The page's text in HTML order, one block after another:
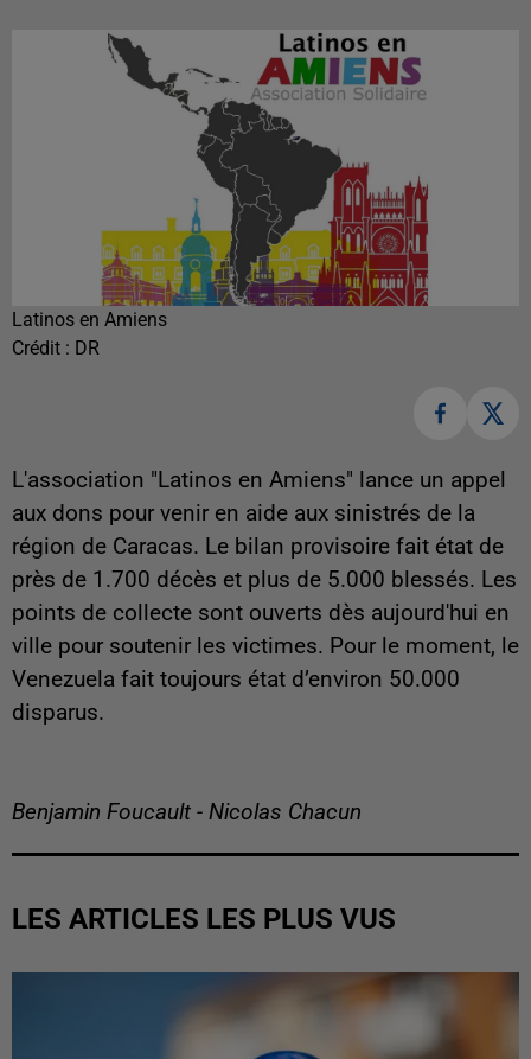
Latinos en Amiens
Crédit : DR
L'association "Latinos en Amiens" lance un appel
aux dons pour venir en aide aux sinistrés de la
région de Caracas. Le bilan provisoire fait état de
près de 1.700 décès et plus de 5.000 blessés. Les
points de collecte sont ouverts dès aujourd'hui en
ville pour soutenir les victimes. Pour le moment, le
Venezuela fait toujours état d’environ 50.000
disparus.
Benjamin Foucault - Nicolas Chacun
LES ARTICLES LES PLUS VUS